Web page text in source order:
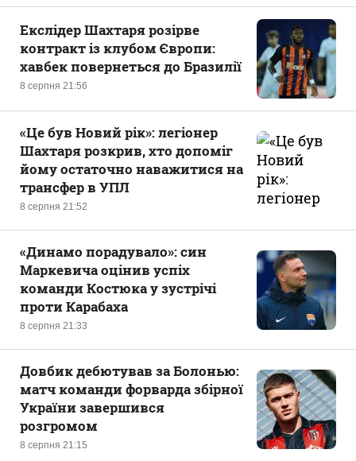
8 серпня 21:56
Екслідер Шахтаря розірве
контракт із клубом Європи:
хавбек повернеться до Бразилії
8 серпня 21:52
«Це був Новий рік»: легіонер
Шахтаря розкрив, хто допоміг
йому остаточно наважитися на
трансфер в УПЛ
8 серпня 21:33
«Динамо порадувало»: син
Маркевича оцінив успіх
команди Костюка у зустрічі
проти Карабаха
8 серпня 21:15
Довбик дебютував за Болонью:
матч команди форварда збірної
України завершився
розгромом